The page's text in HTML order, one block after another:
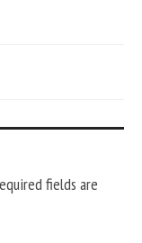
fields are